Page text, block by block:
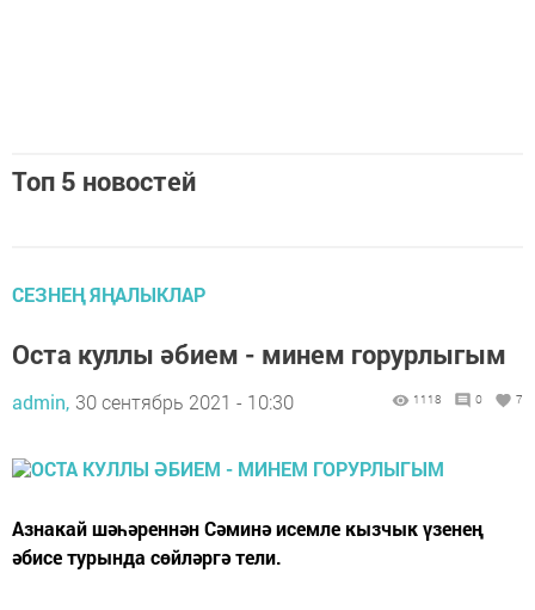
Топ 5 новостей
СЕЗНЕҢ ЯҢАЛЫКЛАР
Оста куллы әбием - минем горурлыгым
admin, 30 сентябрь 2021 - 10:30 1118 0 7
Азнакай шәһәреннән Сәминә исемле кызчык үзенең
әбисе турында сөйләргә тели.